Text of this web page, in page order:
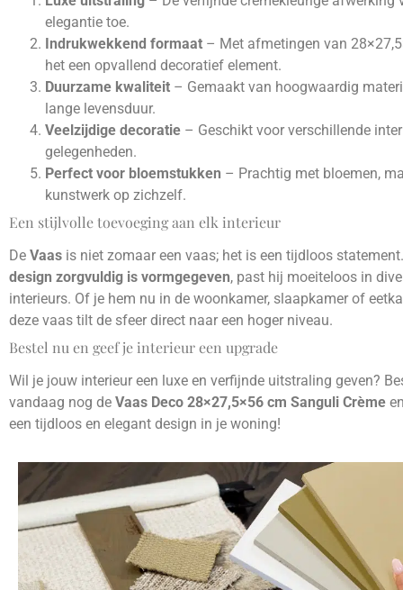
elegantie toe.
Indrukwekkend formaat – Met afmetingen van
het een opvallend decoratief element.
Duurzame kwaliteit – Gemaakt van hoogwaardig
lange levensduur.
Veelzijdige decoratie – Geschikt voor verschillende
gelegenheden.
Perfect voor bloemstukken – Prachtig met bloemen,
kunstwerk op zichzelf.
Een stijlvolle toevoeging aan elk interieur
De Vaas is niet zomaar een vaas; het is een tijdloos
design zorgvuldig is vormgegeven, past hij moeiteloos in
interieurs. Of je hem nu in de woonkamer, slaapkamer of
deze vaas tilt de sfeer direct naar een hoger niveau.
Bestel nu en geef je interieur een upgrade
Wil je jouw interieur een luxe en verfijnde uitstraling geven?
vandaag nog de Vaas Deco 28×27,5×56 cm Sanguli Crème
een tijdloos en elegant design in je woning!